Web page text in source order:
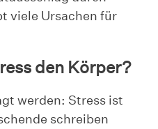
viele Ursachen für
den Körper?
werden: Stress ist
schreiben